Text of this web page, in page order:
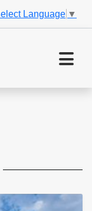
Language ▼